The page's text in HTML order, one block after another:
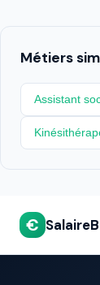
Métiers
Assistant
€